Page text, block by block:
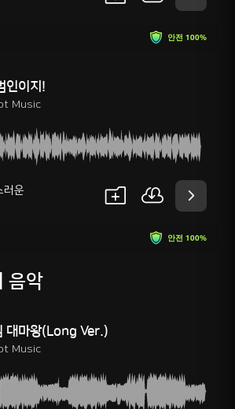
안전 100%
인이지!
Music
러운
안전 100%
음악
대마왕(Long Ver.)
Music